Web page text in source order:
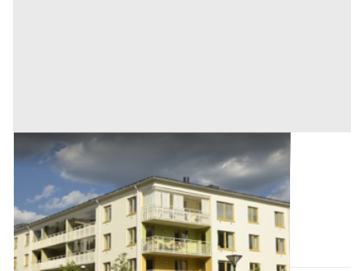
Asta Abitazione economica all'asta
Altofonte (Palermo)
Offerta minima
24.000 € 32.000 €
Codice asta:AE9567967
Asta chiusa